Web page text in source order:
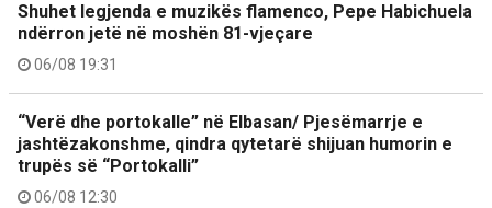
Shuhet legjenda e muzikës flamenco, Pepe Habichuela
ndërron jetë në moshën 81-vjeçare
06/08 19:31
“Verë dhe portokalle” në Elbasan/ Pjesëmarrje e
jashtëzakonshme, qindra qytetarë shijuan humorin e
trupës së “Portokalli”
06/08 12:30